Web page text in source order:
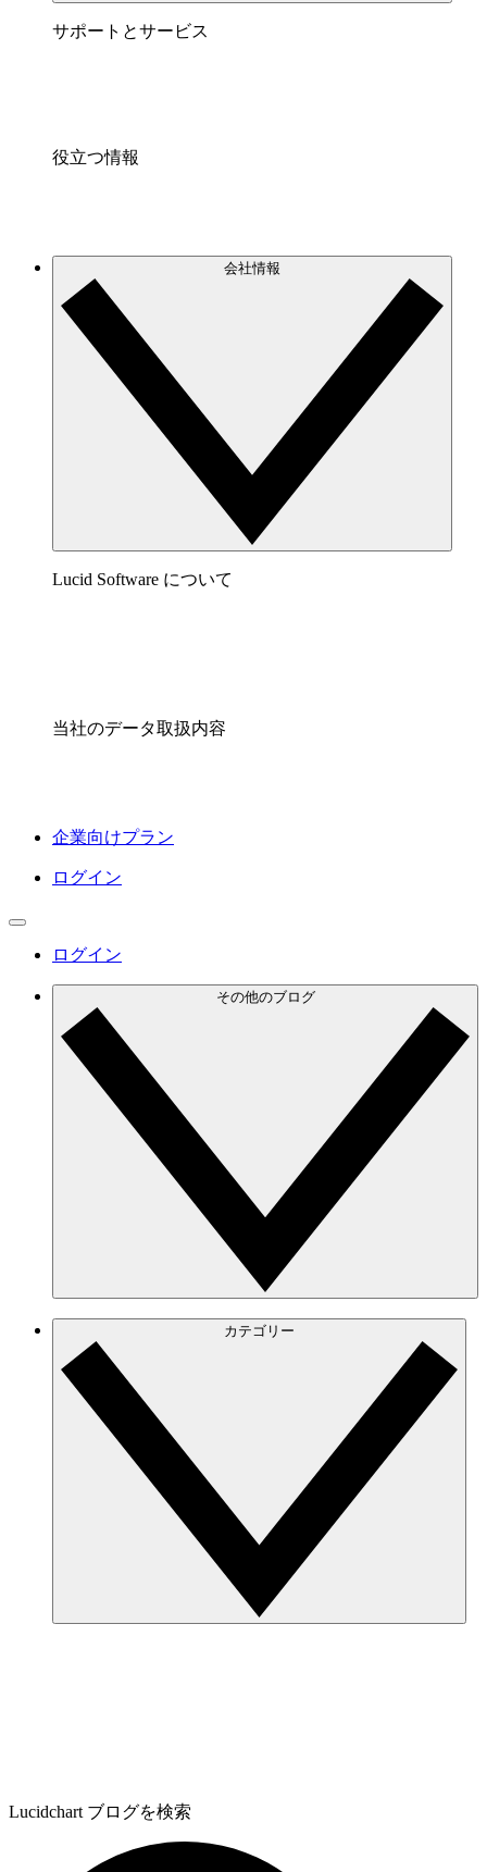
サポートとサービス
役立つ情報
会社情報
Lucid Software について
当社のデータ取扱内容
企業向けプラン
ログイン
ログイン
その他のブログ
カテゴリー
Lucidchart ブログを検索